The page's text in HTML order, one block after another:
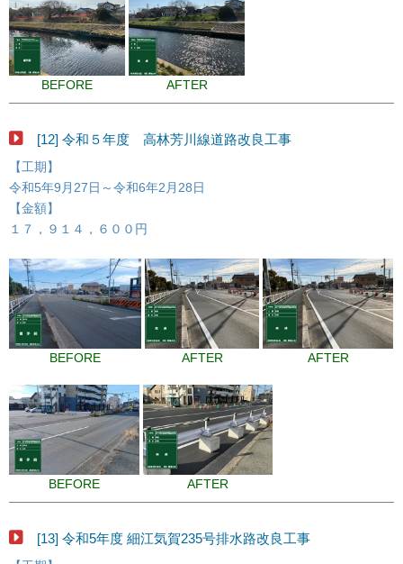
BEFORE AFTER
[12] 令和５年度 高林芳川線道路改良工事
【工期】
令和5年9月27日～令和6年2月28日
【金額】
１７，９１４，６００円
BEFORE AFTER AFTER
BEFORE AFTER
[13] 令和5年度 細江気賀235号排水路改良工事